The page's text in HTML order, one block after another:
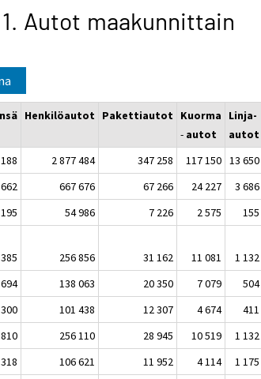
Autot maakunnittain
Henkilöautot Pakettiautot
Kuorma
- autot
Linja-
autot
2 877 484 347 258 117 150 13 650
667 676 67 266 24 227 3 686
54 986 7 226 2 575 155
256 856 31 162 11 081 1 132
138 063 20 350 7 079 504
101 438 12 307 4 674 411
256 110 28 945 10 519 1 132
106 621 11 952 4 114 1 175